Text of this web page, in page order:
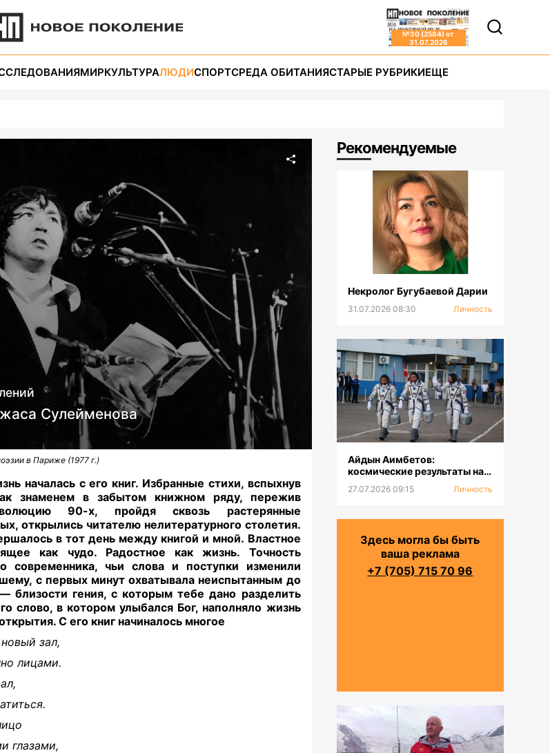
№30 (2584) от
31.07.2026
МИРКУЛЬТУРАЛЮДИСПОРТСРЕДА ОБИТАНИЯСТАРЫЕ РУБРИКИЕЩЕ
Сулейменова
в Париже (1977 г.)
началась с его книг. Избранные стихи, вспыхнув
знаменем в забытом книжном ряду, пережив
90-х, пройдя сквозь растерянные
открылись читателю нелитературного столетия.
в тот день между книгой и мной. Властное
как чудо. Радостное как жизнь. Точность
современника, чьи слова и поступки изменили
с первых минут охватывала неиспытанным до
близости гения, с которым тебе дано разделить
слово, в котором улыбался Бог, наполняло жизнь
С его книг начиналось многое
зал,
лицами.
глазами,
Рекомендуемые
Некролог Бугубаевой Дарии
31.07.2026 08:30 Личность
Айдын Аимбетов:
космические результаты на
27.07.2026 09:15 Личность
Здесь могла бы быть
ваша реклама
+7 (705) 715 70 96